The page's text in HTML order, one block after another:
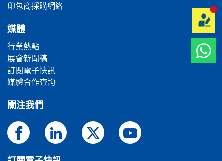
印包商採購網絡
媒體
行業熱點
展會新聞稿
訂閱電子快訊
媒體合作査詢
關注我們